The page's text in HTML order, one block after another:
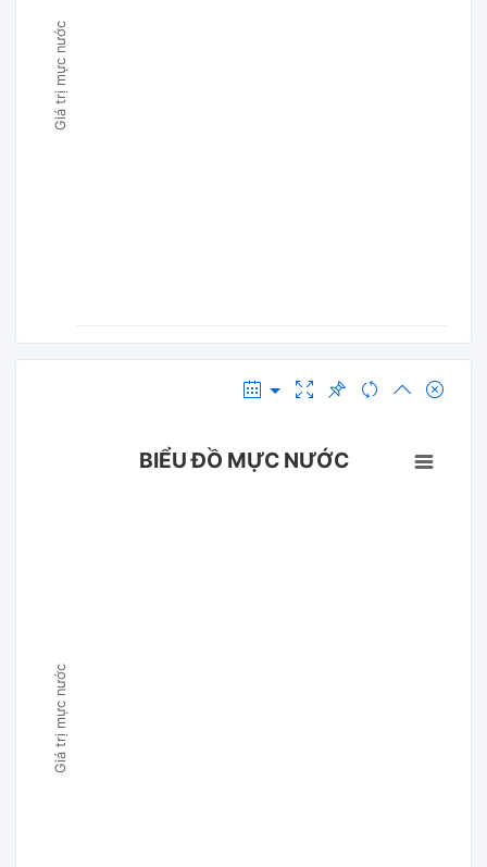
Giá trị mực nước
Giá trị mực nước
BIỂU ĐỒ MỰC NƯỚC